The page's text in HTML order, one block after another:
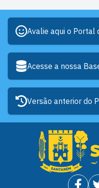
Avalie aqui o Portal
Acesse a nossa
Versão anterior do